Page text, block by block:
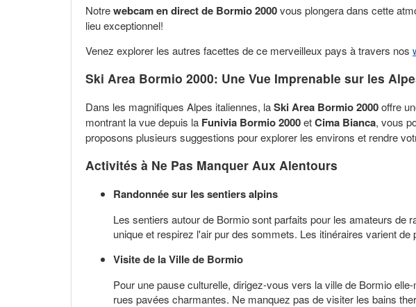
Notrewebcam en direct de Bormio 2000vous plongera dans cette
lieu exceptionnel!
Venez explorer les autres facettes de ce merveilleux pays à travers nos
Ski Area Bormio 2000: Une Vue Imprenable sur les
Dans les magnifiques Alpes italiennes, laSki Area Bormio 2000offre
montrant la vue depuis la Funivia Bormio 2000etCima Bianca, vous
proposons plusieurs suggestions pour explorer les environs et rendre
Activités à Ne Pas Manquer Aux Alentours
Randonnée sur les sentiers alpins
Les sentiers autour de Bormio sont parfaits pour les amateurs de
unique et respirez l'air pur des sommets. Les itinéraires varient
Visite de la Ville de Bormio
Pour une pause culturelle, dirigez-vous vers la ville de Bormio
rues pavées charmantes. Ne manquez pas de visiter les bains